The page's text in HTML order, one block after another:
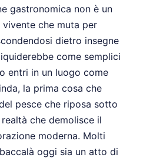
gastronomica non è un
vivente che muta per
dietro insegne
come semplici
entri in un luogo come
la prima cosa che
pesce che riposa sotto
che demolisce il
moderna. Molti
oggi sia un atto di